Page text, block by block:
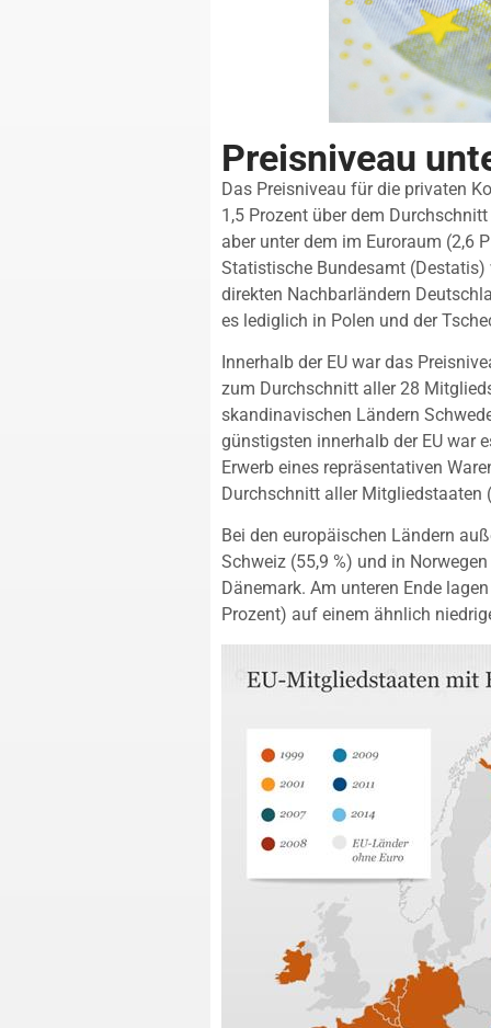
Preisniveau
Das Preisniveau für die privaten
1,5 Prozent über dem
aber unter dem im Euroraum (2,6
Statistische Bundesamt
direkten Nachbarländern
es lediglich in Polen und der
Innerhalb der EU war das
zum Durchschnitt aller 28
skandinavischen Ländern
günstigsten innerhalb der EU war
Erwerb eines repräsentativen
Durchschnitt aller Mitgliedstaaten
Bei den europäischen Ländern
Schweiz (55,9 %) und in
Dänemark. Am unteren Ende
Prozent) auf einem ähnlich